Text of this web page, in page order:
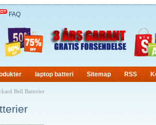
FAQ
laptop batteri Sitemap RSS
Bell Batterier